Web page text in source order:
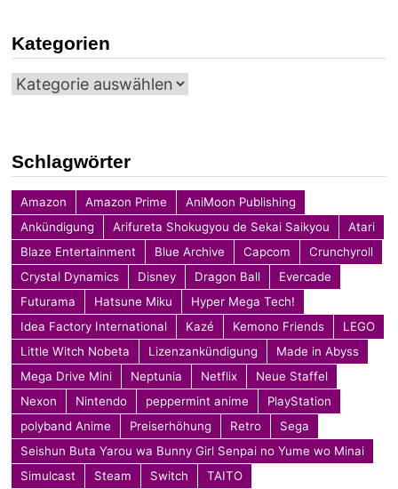
Kategorien
Kategorien
Schlagwörter
Amazon Amazon Prime
AniMoon Publishing
Ankündigung
Arifureta Shokugyou de Sekai Saikyou
Atari
Blaze Entertainment
Blue Archive Capcom
Crunchyroll
Crystal Dynamics
Disney Dragon Ball
Evercade
Futurama
Hatsune Miku
Hyper Mega Tech!
Idea Factory International
Kazé Kemono Friends
LEGO
Little Witch Nobeta
Lizenzankündigung
Made in Abyss
Mega Drive Mini
Neptunia Netflix
Neue Staffel
Nexon
Nintendo peppermint anime
PlayStation
polyband Anime
Preiserhöhung Retro
Sega
Seishun Buta Yarou wa Bunny Girl Senpai no Yume wo Minai
Simulcast
Steam Switch TAITO